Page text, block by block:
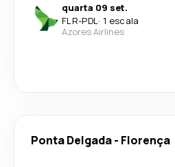
quarta 09 set.
FLR-PDL· 1 escala
Azores Airlines
Ponta Delgada- Florença